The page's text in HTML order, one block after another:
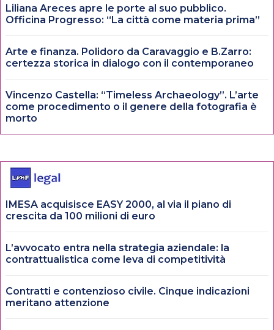
Liliana Areces apre le porte al suo pubblico.
Officina Progresso: “La città come materia prima”
Arte e finanza. Polidoro da Caravaggio e B.Zarro:
certezza storica in dialogo con il contemporaneo
Vincenzo Castella: “Timeless Archaeology”. L’arte
come procedimento o il genere della fotografia è
morto
IMESA acquisisce EASY 2000, al via il piano di
crescita da 100 milioni di euro
L’avvocato entra nella strategia aziendale: la
contrattualistica come leva di competitività
Contratti e contenzioso civile. Cinque indicazioni
meritano attenzione